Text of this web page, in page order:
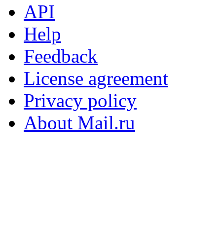
API
Help
Feedback
License agreement
Privacy policy
About Mail.ru